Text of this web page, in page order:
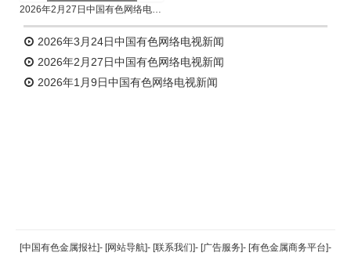
2026年2月27日中国有色网络电视新闻
2026年3月24日中国有色网络电视新闻
2026年2月27日中国有色网络电视新闻
2026年1月9日中国有色网络电视新闻
返回顶部
[中国有色金属报社]- [网站导航]- [联系我们]- [广告服务]- [有色金属商务平台]-